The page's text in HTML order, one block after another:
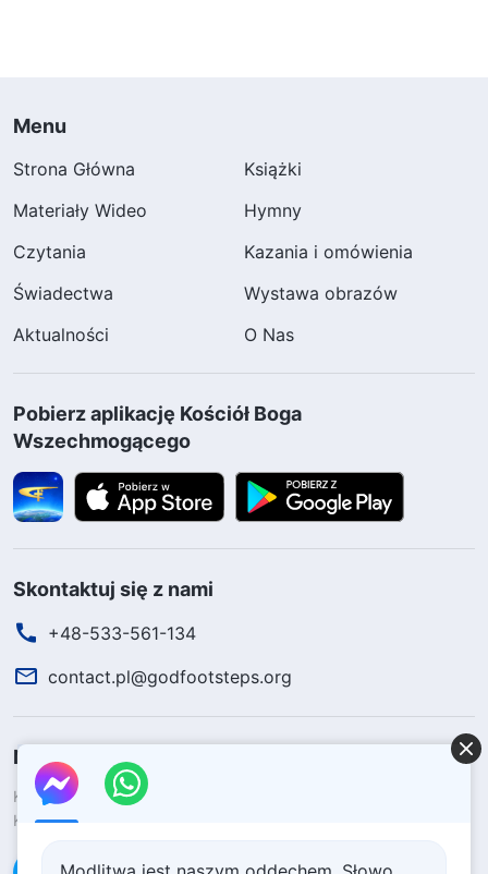
Menu
Strona Główna
Książki
Materiały Wideo
Hymny
Czytania
Kazania i omówienia
Świadectwa
Wystawa obrazów
Aktualności
O Nas
Pobierz aplikację Kościół Boga
Wszechmogącego
Skontaktuj się z nami
+48-533-561-134
contact.pl@godfootsteps.org
Nadeszło Królestwo Boże!
Królestwo Boże przyszło na świat! Czy chcesz wejść do
Królestwa Bożego?